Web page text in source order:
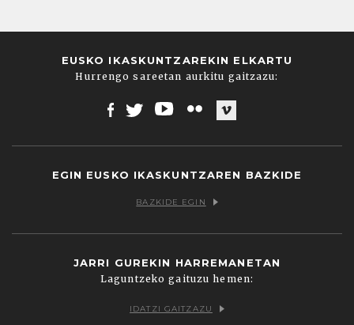
EUSKO IKASKUNTZAREKIN ELKARTU
Hurrengo sareetan aurkitu gaitzazu:
EGIN EUSKO IKASKUNTZAREN BAZKIDE
BAZKIDE EGIN
JARRI GUREKIN HARREMANETAN
Laguntzeko gaituzu hemen:
IDATZI GAITZAZU